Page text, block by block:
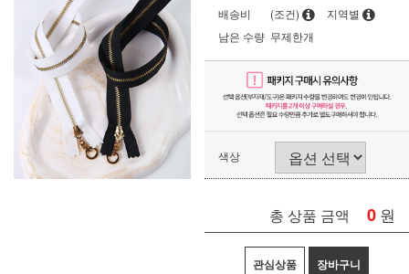
배송비
(조건)
지역별
남은 수량 무제한개
색상
총 상품 금액 0 원
관심상품 장바구니